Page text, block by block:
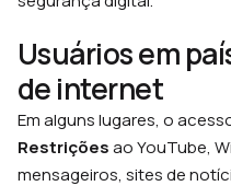
Usuários em
de internet
Em alguns lugares, o
Restriçõesao YouTube,
mensageiros, sites de